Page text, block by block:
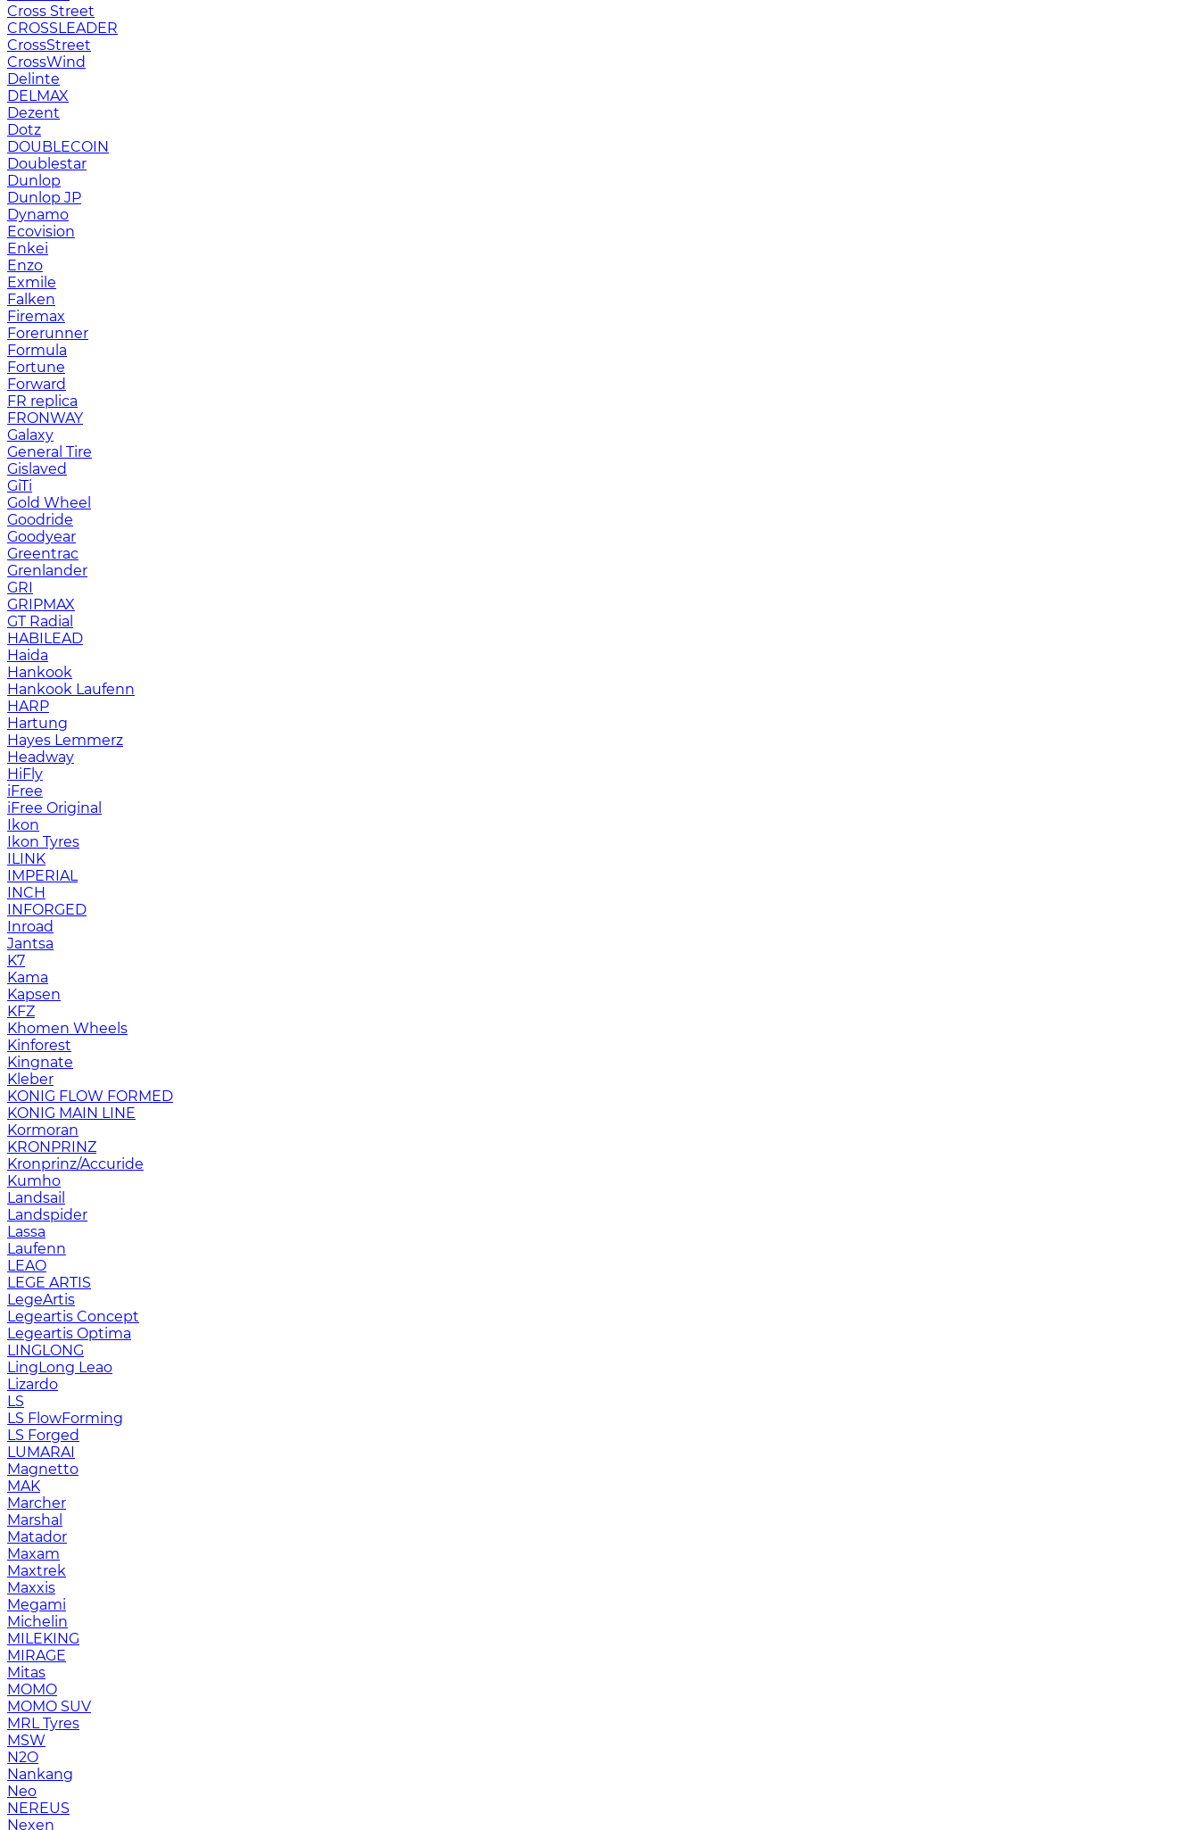
Cross Street
CROSSLEADER
CrossStreet
CrossWind
Delinte
DELMAX
Dezent
Dotz
DOUBLECOIN
Doublestar
Dunlop
Dunlop JP
Dynamo
Ecovision
Enkei
Enzo
Exmile
Falken
Firemax
Forerunner
Formula
Fortune
Forward
FR replica
FRONWAY
Galaxy
General Tire
Gislaved
GiTi
Gold Wheel
Goodride
Goodyear
Greentrac
Grenlander
GRI
GRIPMAX
GT Radial
HABILEAD
Haida
Hankook
Hankook Laufenn
HARP
Hartung
Hayes Lemmerz
Headway
HiFly
iFree
iFree Original
Ikon
Ikon Tyres
ILINK
IMPERIAL
INCH
INFORGED
Inroad
Jantsa
K7
Kama
Kapsen
KFZ
Khomen Wheels
Kinforest
Kingnate
Kleber
KONIG FLOW FORMED
KONIG MAIN LINE
Kormoran
KRONPRINZ
Kronprinz/Accuride
Kumho
Landsail
Landspider
Lassa
Laufenn
LEAO
LEGE ARTIS
LegeArtis
Legeartis Concept
Legeartis Optima
LINGLONG
LingLong Leao
Lizardo
LS
LS FlowForming
LS Forged
LUMARAI
Magnetto
MAK
Marcher
Marshal
Matador
Maxam
Maxtrek
Maxxis
Megami
Michelin
MILEKING
MIRAGE
Mitas
MOMO
MOMO SUV
MRL Tyres
MSW
N2O
Nankang
Neo
NEREUS
Nexen